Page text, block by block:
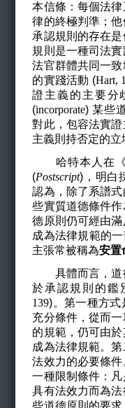
本信條：每個法
律的終極判準；
承認規則的存在
規則是一種司法
法官群體共同一
的實踐活動 (Hart,
證主義的主要分
(incorporate)某些
對此，包容法實
主義則持否定的立
哈特本人在《
(Postscript) ，明
認為，除了系譜
些實質道德條件
德原則仍可經由
成為法律規範的
主張常被稱為安置
具體而言，道
於承認規則的鑑
139)。第一種方
充分條件，從而
的規範，仍可由
成為法律規範。
法效力的必要條
一種限制條件：
具有法效力而為
些道德原則的要